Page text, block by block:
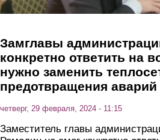
Замглавы
конкретно ответить на
нужно заменить
предотвращения аварий
четверг, 29 февраля, 2024 - 11:15
Заместитель главы